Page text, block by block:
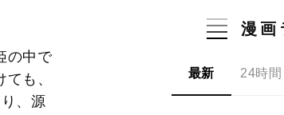
の中で
も、
、源
漫画
最新 24時間